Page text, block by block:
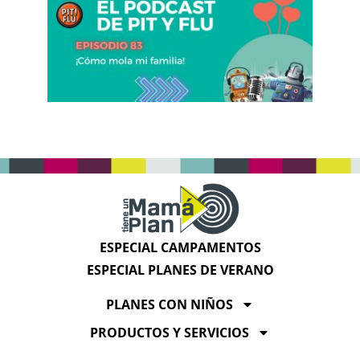
ESPECIAL CAMPAMENTOS
ESPECIAL PLANES DE VERANO
PLANES CON NIÑOS
PRODUCTOS Y SERVICIOS